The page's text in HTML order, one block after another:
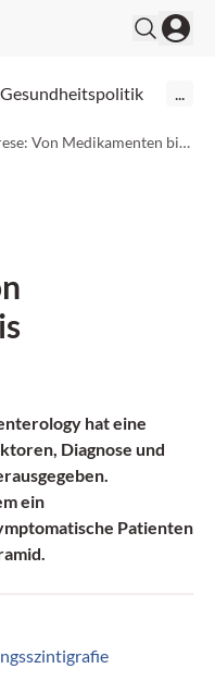
Gesundheitspolitik ...
Gastroparese: Von Medikamenten bis Schrittmacher
hat eine
Diagnose und
ein
Patienten